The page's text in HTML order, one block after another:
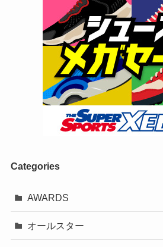
Categories
AWARDS
オールスター